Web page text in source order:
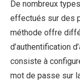
De nombreux
effectués sur des
méthode offre
d’authentification
consiste à
mot de passe sur